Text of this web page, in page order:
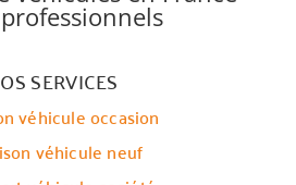
SERVICES
véhicule occasion
véhicule neuf